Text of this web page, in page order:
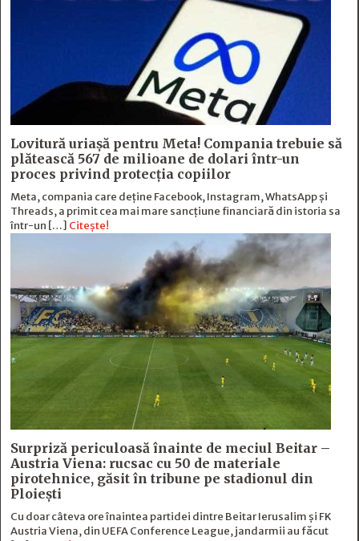
Lovitură uriașă pentru Meta! Compania trebuie să
plătească 567 de milioane de dolari într-un
proces privind protecția copiilor
Meta, compania care deține Facebook, Instagram, WhatsApp și
Threads, a primit cea mai mare sancțiune financiară din istoria sa
într-un […] Citește!
Surpriză periculoasă înainte de meciul Beitar –
Austria Viena: rucsac cu 50 de materiale
pirotehnice, găsit în tribune pe stadionul din
Ploiești
Cu doar câteva ore înaintea partidei dintre Beitar Ierusalim și FK
Austria Viena, din UEFA Conference League, jandarmii au făcut